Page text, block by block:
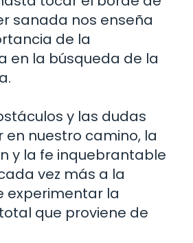
sanada nos enseña
de la
en la búsqueda de la
y las dudas
en nuestro camino, la
y la fe inquebrantable
vez más a la
experimentar la
que proviene de